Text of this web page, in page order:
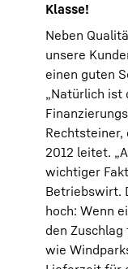
Klasse!
Neben
unsere
einen guten
„Natürlich ist
2012 leitet.
wichtiger
Betriebswirt.
hoch: Wenn
den
wie